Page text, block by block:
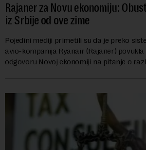
Rajaner za Novu ekonomiju:
iz Srbije od ove zime
Pojedini mediji primetili su da je preko
avio-kompanija Ryanair (Rajaner) povukla
odgovoru Novoj ekonomiji na pitanje o